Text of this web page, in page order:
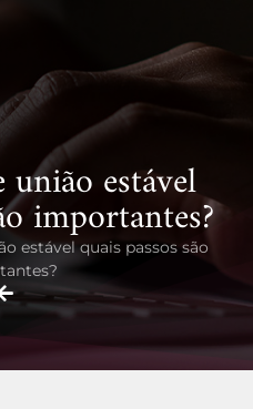
estável
importantes?
estável quais passos são